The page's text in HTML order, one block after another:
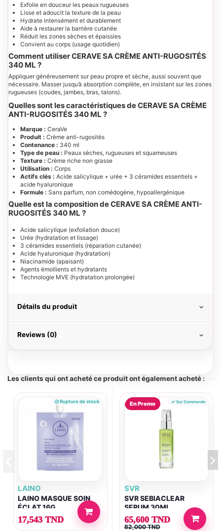
Exfolie en douceur les peaux rugueuses
Lisse et adoucit la texture de la peau
Hydrate intensément et durablement
Aide à restaurer la barrière cutanée
Réduit les zones sèches et épaissies
Convient au corps (usage quotidien)
Comment utiliser CERAVE SA CRÈME ANTI-RUGOSITÉS
340 ML ?
Appliquer généreusement sur peau propre et sèche, aussi souvent que
nécessaire. Masser jusqu’à absorption complète, en insistant sur les zones
rugueuses (coudes, jambes, bras, talons).
Quelles sont les caractéristiques de CERAVE SA CRÈME
ANTI-RUGOSITÉS 340 ML ?
Marque : CeraVe
Produit : Crème anti-rugosités
Contenance : 340 ml
Type de peau : Peaux sèches, rugueuses et squameuses
Texture : Crème riche non grasse
Utilisation : Corps
Actifs clés : Acide salicylique + urée + 3 céramides essentiels +
acide hyaluronique
Formule : Sans parfum, non comédogène, hypoallergénique
Quelle est la composition de CERAVE SA CRÈME ANTI-
RUGOSITÉS 340 ML ?
Acide salicylique (exfoliation douce)
Urée (hydratation et lissage)
3 céramides essentiels (réparation cutanée)
Acide hyaluronique (hydratation)
Niacinamide (apaisant)
Agents émollients et hydratants
Technologie MVE (hydratation prolongée)
Détails du produit
Reviews (0)
Les clients qui ont acheté ce produit ont également acheté :
Rupture de stock
LAINO
LAINO MASQUE SOIN
ÉCLAT 16G
17,543 TND
En Promo Sur Commande
SVR
SVR SEBIACLEAR
SERUM 30ML
65,600 TND
82,000 TND